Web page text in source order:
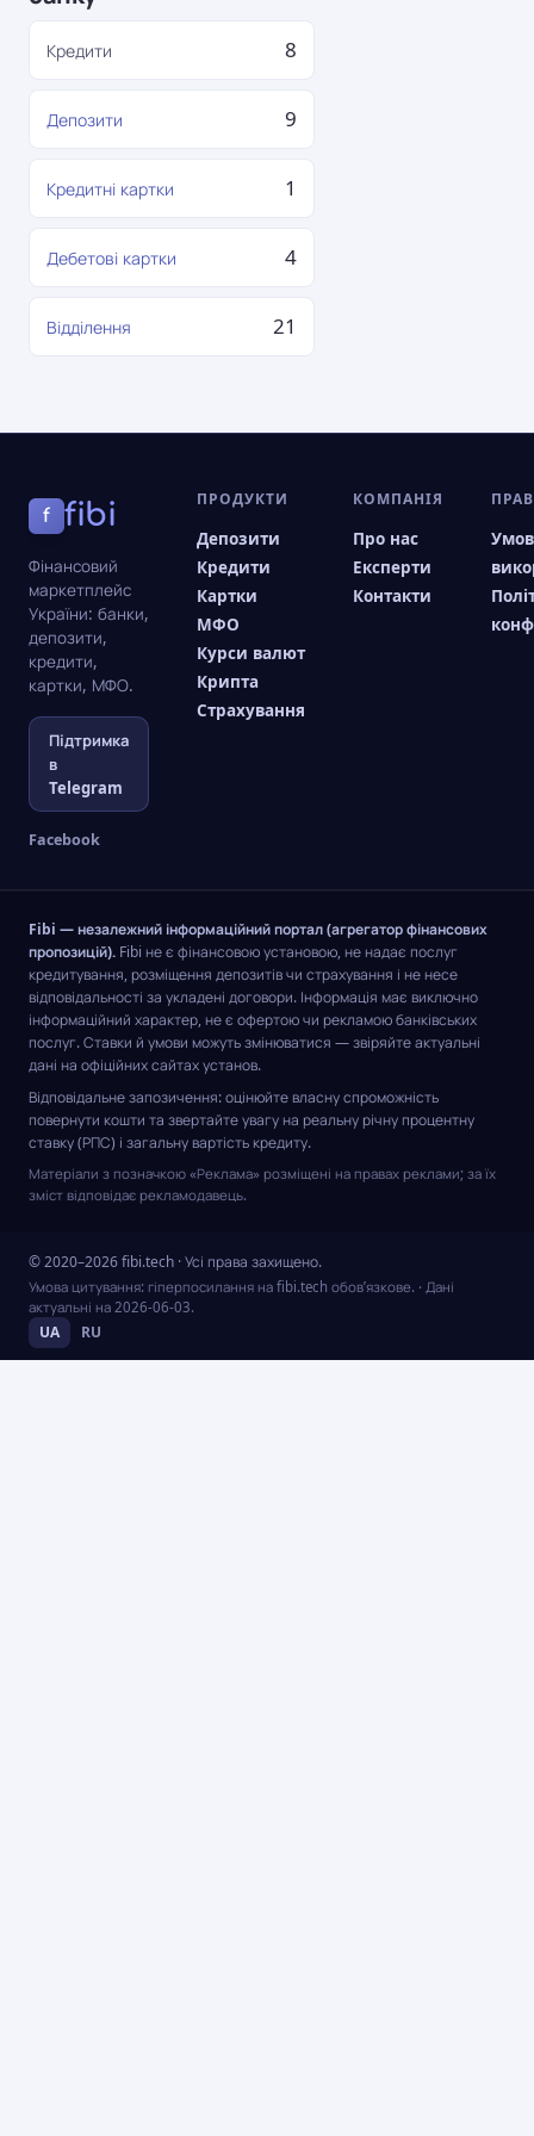
Кредити 8
Депозити 9
Кредитні картки 1
Дебетові картки 4
Відділення 21
f fibi
Фінансовий
маркетплейс
України: банки,
депозити,
кредити,
картки, МФО.
Підтримка
в
Telegram
Facebook
ПРОДУКТИ
Депозити
Кредити
Картки
МФО
Курси валют
Крипта
Страхування
КОМПАНІЯ
Про нас
Експерти
Контакти
Fibi — незалежний інформаційний портал (агрегатор фінансових
пропозицій). Fibi не є фінансовою установою, не надає послуг
кредитування, розміщення депозитів чи страхування і не несе
відповідальності за укладені договори. Інформація має виключно
інформаційний характер, не є офертою чи рекламою банківських
послуг. Ставки й умови можуть змінюватися — звіряйте актуальні
дані на офіційних сайтах установ.
Відповідальне запозичення: оцінюйте власну спроможність
повернути кошти та звертайте увагу на реальну річну процентну
ставку (РПС) і загальну вартість кредиту.
Матеріали з позначкою «Реклама» розміщені на правах реклами; за їх
зміст відповідає рекламодавець.
© 2020–2026 fibi.tech · Усі права захищено.
Умова цитування: гіперпосилання на fibi.tech обов’язкове. · Дані
актуальні на 2026-06-03.
UA RU